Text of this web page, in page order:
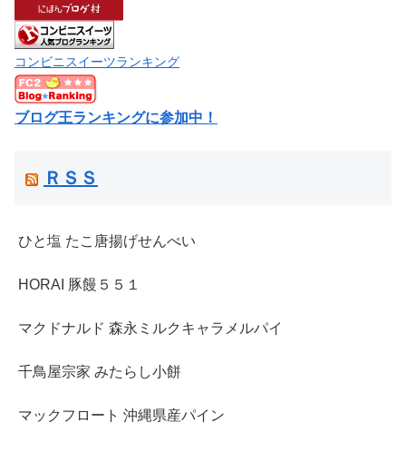
コンビニスイーツランキング
ブログ王ランキングに参加中！
ＲＳＳ
ひと塩 たこ唐揚げせんべい
HORAI 豚饅５５１
マクドナルド 森永ミルクキャラメルパイ
千鳥屋宗家 みたらし小餅
マックフロート 沖縄県産パイン